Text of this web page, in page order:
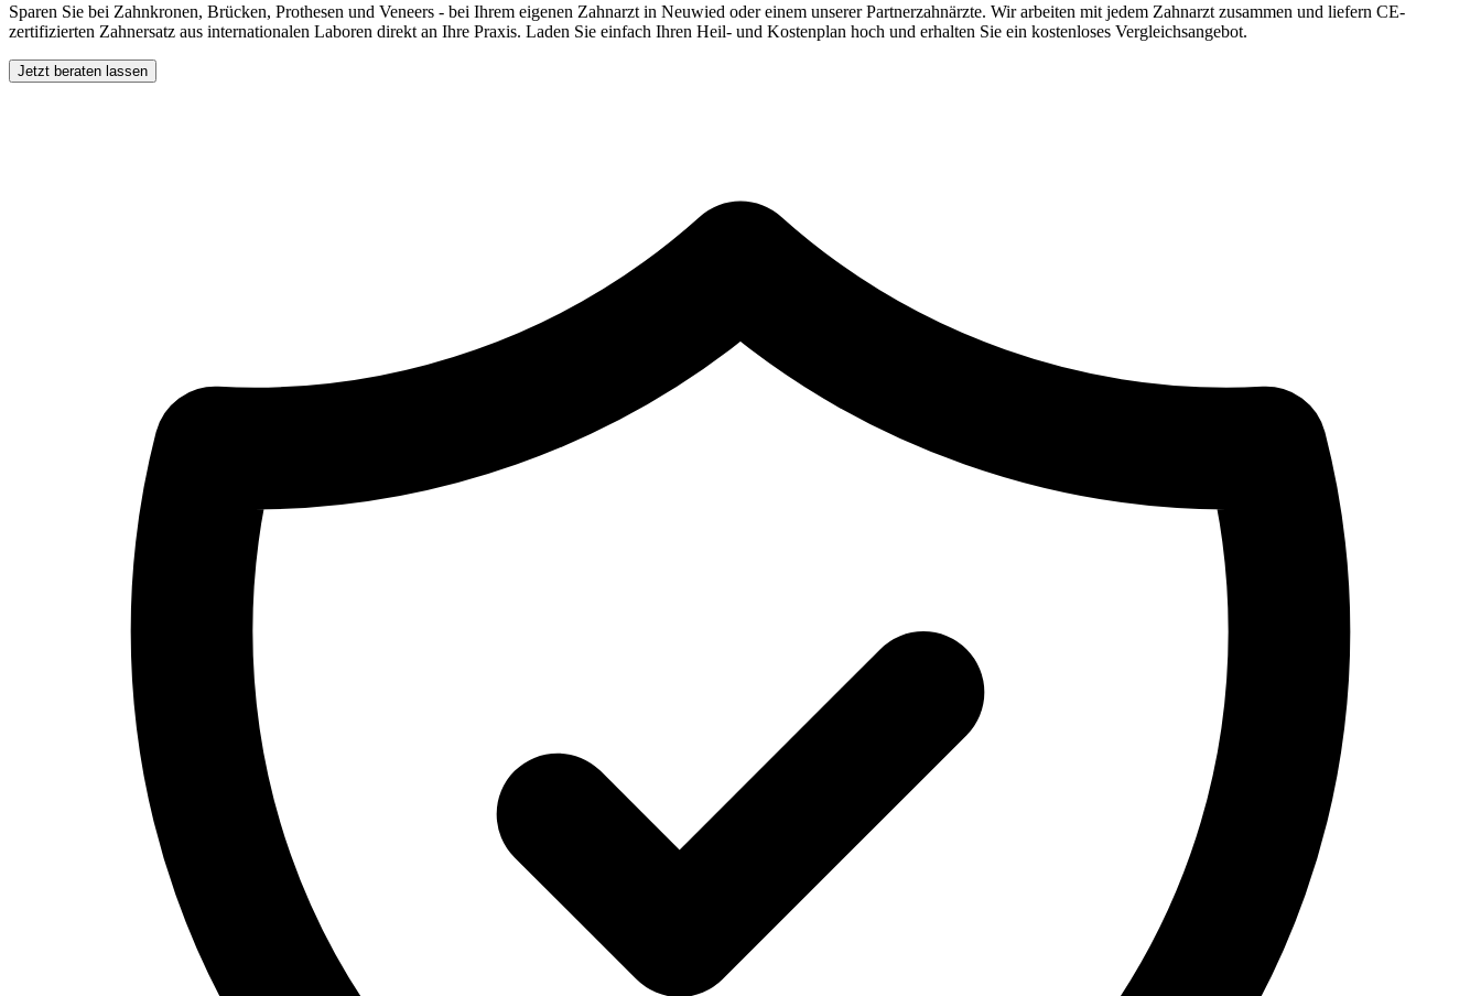
Sparen Sie bei Zahnkronen, Brücken, Prothesen und Veneers - bei Ihrem eigenen Zahnarzt in Neuwied oder einem unserer Partnerzahnärzte. Wir arbeiten mit jedem Zahnarzt zusammen und liefern CE-
zertifizierten Zahnersatz aus internationalen Laboren direkt an Ihre Praxis. Laden Sie einfach Ihren Heil- und Kostenplan hoch und erhalten Sie ein kostenloses Vergleichsangebot.
Jetzt beraten lassen